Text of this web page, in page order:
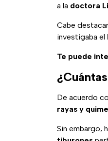
a la doctora
Cabe
investigaba el
Te puede
De acuerdo
rayas y
Sin embargo,